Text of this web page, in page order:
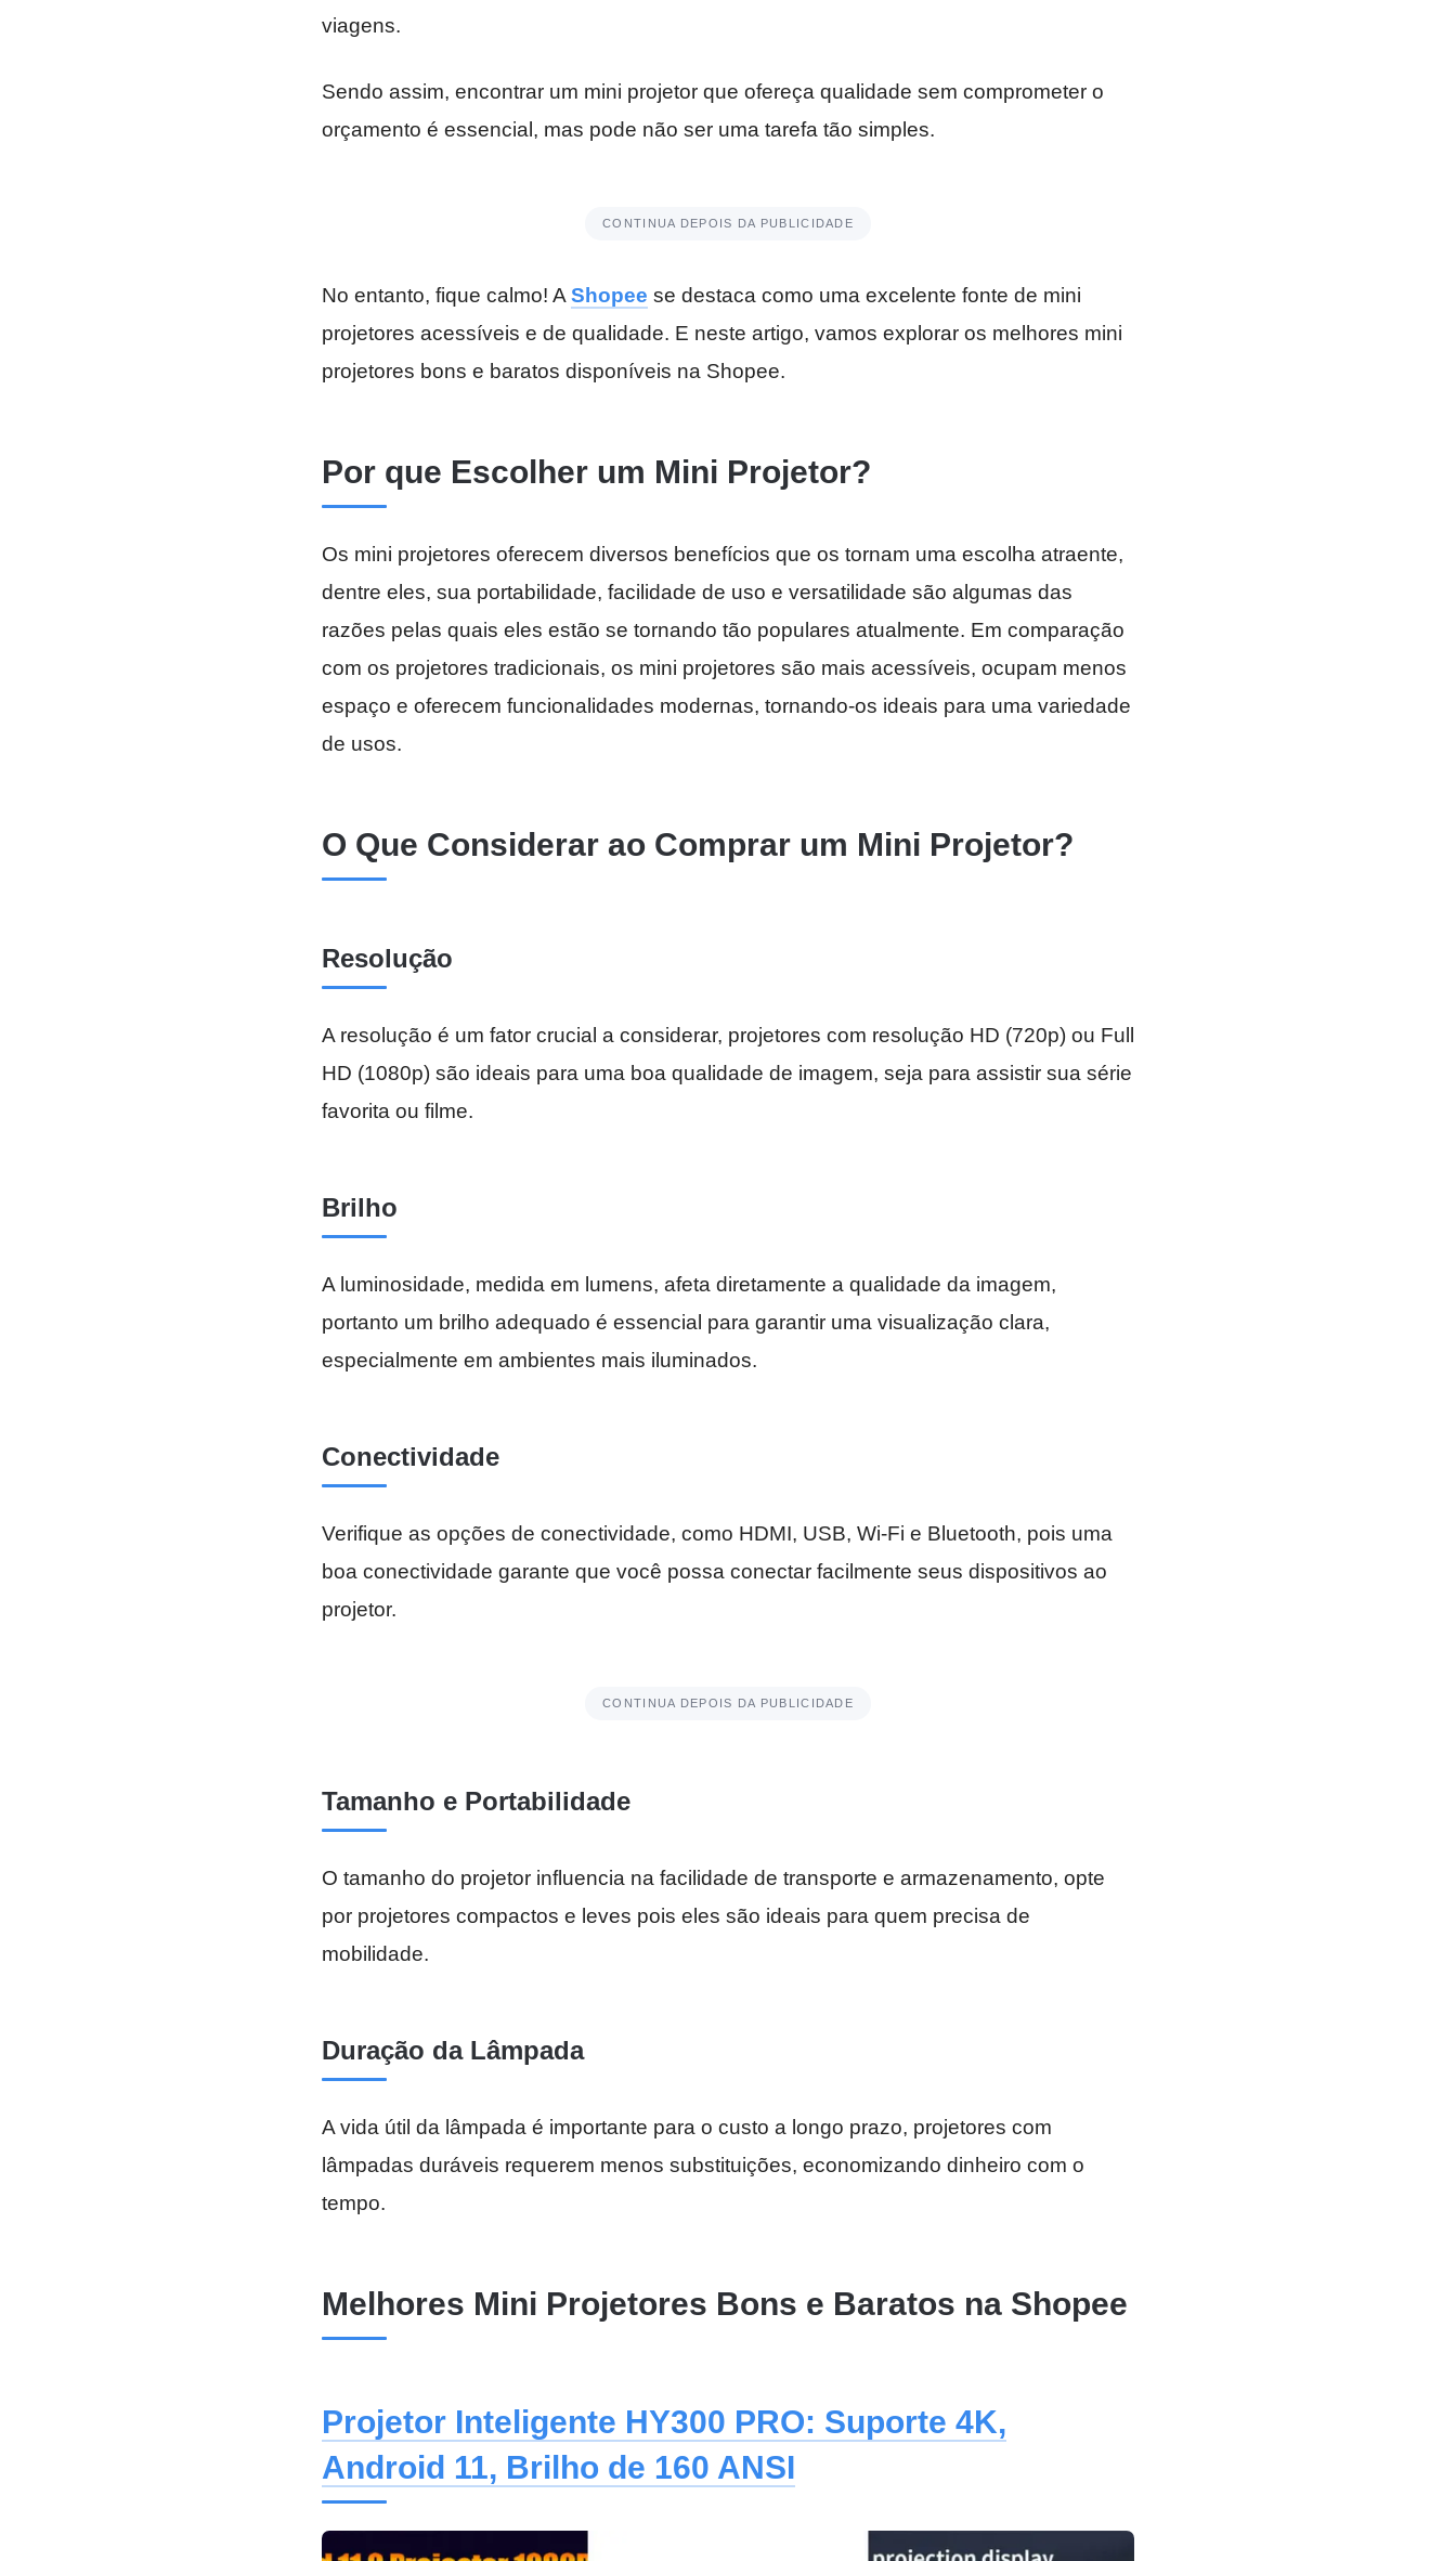
viagens.
Sendo assim, encontrar um mini projetor que ofereça qualidade sem comprometer o
orçamento é essencial, mas pode não ser uma tarefa tão simples.
CONTINUA DEPOIS DA PUBLICIDADE
No entanto, fique calmo! A Shopee se destaca como uma excelente fonte de mini
projetores acessíveis e de qualidade. E neste artigo, vamos explorar os melhores mini
projetores bons e baratos disponíveis na Shopee.
Por que Escolher um Mini Projetor?
Os mini projetores oferecem diversos benefícios que os tornam uma escolha atraente,
dentre eles, sua portabilidade, facilidade de uso e versatilidade são algumas das
razões pelas quais eles estão se tornando tão populares atualmente. Em comparação
com os projetores tradicionais, os mini projetores são mais acessíveis, ocupam menos
espaço e oferecem funcionalidades modernas, tornando-os ideais para uma variedade
de usos.
O Que Considerar ao Comprar um Mini Projetor?
Resolução
A resolução é um fator crucial a considerar, projetores com resolução HD (720p) ou Full
HD (1080p) são ideais para uma boa qualidade de imagem, seja para assistir sua série
favorita ou filme.
Brilho
A luminosidade, medida em lumens, afeta diretamente a qualidade da imagem,
portanto um brilho adequado é essencial para garantir uma visualização clara,
especialmente em ambientes mais iluminados.
Conectividade
Verifique as opções de conectividade, como HDMI, USB, Wi-Fi e Bluetooth, pois uma
boa conectividade garante que você possa conectar facilmente seus dispositivos ao
projetor.
CONTINUA DEPOIS DA PUBLICIDADE
Tamanho e Portabilidade
O tamanho do projetor influencia na facilidade de transporte e armazenamento, opte
por projetores compactos e leves pois eles são ideais para quem precisa de
mobilidade.
Duração da Lâmpada
A vida útil da lâmpada é importante para o custo a longo prazo, projetores com
lâmpadas duráveis requerem menos substituições, economizando dinheiro com o
tempo.
Melhores Mini Projetores Bons e Baratos na Shopee
Projetor Inteligente HY300 PRO: Suporte 4K,
Android 11, Brilho de 160 ANSI